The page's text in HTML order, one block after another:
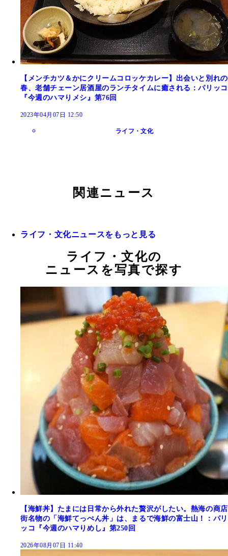
【メンチカツ＆かにクリームコロッケカレー】出会いと別れの
春、老舗チェーン居酒屋のランチタイムに癒される：パリッコ
『今週のハマりメシ』第76回
2023年04月07日 12:50
ライフ・文化
関連ニュース
ライフ・文化ニュースをもっと見る
ライフ・文化の
ニュースを写真で探す
【海鮮丼】たまには日常から外れた贅沢がしたい。熱海の商店
街名物の「海鮮てっぺん丼」は、まるで海鮮の富士山！：パリ
ッコ『今週のハマりめし』第250回
2026年08月07日 11:40